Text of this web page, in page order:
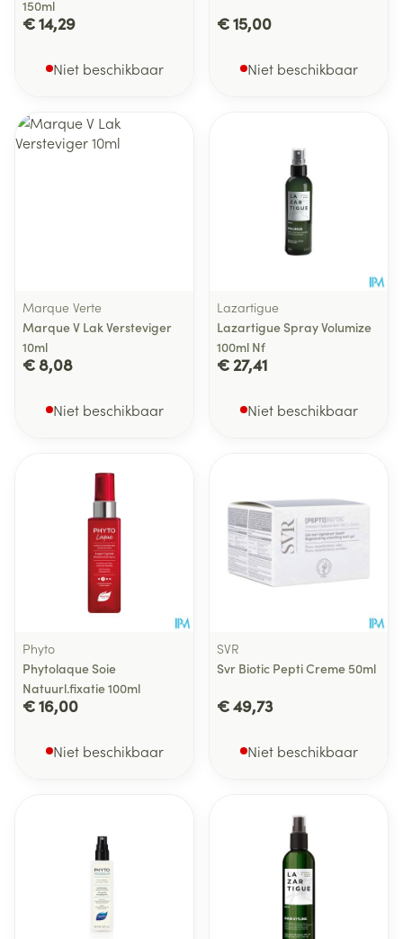
150ml
€ 14,29
Niet beschikbaar
€ 15,00
Niet beschikbaar
Marque Verte
Marque V Lak Versteviger
10ml
€ 8,08
Niet beschikbaar
Lazartigue
Lazartigue Spray Volumize
100ml Nf
€ 27,41
Niet beschikbaar
Phyto
Phytolaque Soie
Natuurl.fixatie 100ml
€ 16,00
Niet beschikbaar
SVR
Svr Biotic Pepti Creme 50ml
€ 49,73
Niet beschikbaar